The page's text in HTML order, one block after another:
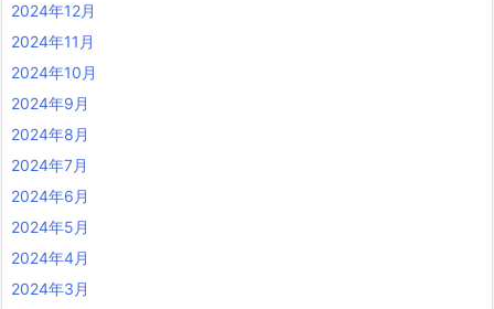
2024年12月
2024年11月
2024年10月
2024年9月
2024年8月
2024年7月
2024年6月
2024年5月
2024年4月
2024年3月